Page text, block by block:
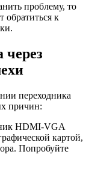
проблему, то
обратиться к
переходника
причин:
HDMI-VGA
картой,
Попробуйте